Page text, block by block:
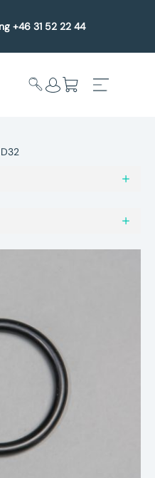
+46 31 52 22 44
undermeny
Underhållstips